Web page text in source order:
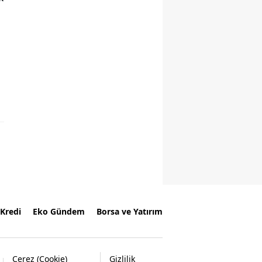
Kredi Eko Gündem Borsa ve Yatırım
Çerez (Cookie) Gizlilik